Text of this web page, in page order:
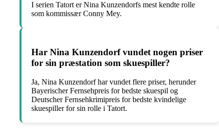
I serien Tatort er Nina Kunzendorfs mest kendte rolle
som kommissær Conny Mey.
Har Nina Kunzendorf vundet nogen priser
for sin præstation som skuespiller?
Ja, Nina Kunzendorf har vundet flere priser, herunder
Bayerischer Fernsehpreis for bedste skuespil og
Deutscher Fernsehkrimipreis for bedste kvindelige
skuespiller for sin rolle i Tatort.